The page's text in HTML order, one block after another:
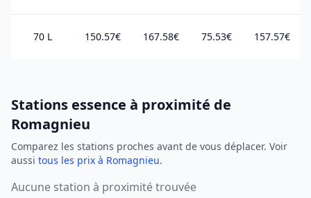
70 L 150.57€ 167.58€ 75.53€ 157.57€
Stations essence à proximité de
Romagnieu
Comparez les stations proches avant de vous déplacer. Voir
aussi tous les prix à Romagnieu.
Aucune station à proximité trouvée